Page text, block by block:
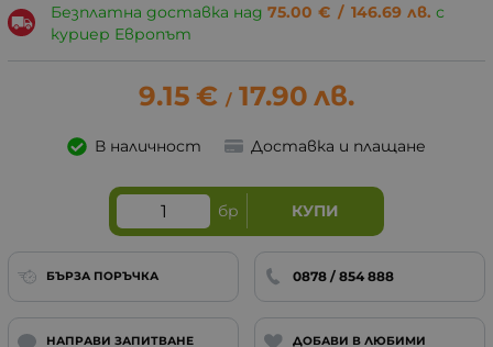
Безплатна доставка над 75.00 € / 146.69 лв. с
куриер Европът
9.15 € / 17.90 лв.
В наличност Доставка и плащане
бр КУПИ
БЪРЗА ПОРЪЧКА 0878 / 854 888
НАПРАВИ ЗАПИТВАНЕ ДОБАВИ В ЛЮБИМИ